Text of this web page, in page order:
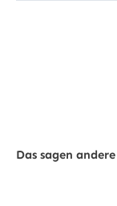
Das sagen